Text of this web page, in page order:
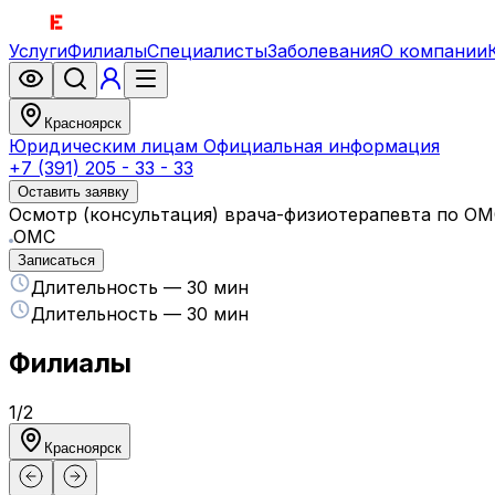
УслугиФилиалыСпециалистыЗаболеванияО компании
Красноярск
Юридическим лицам Официальная информация
+7 (391) 205 - 33 - 33
Оставить заявку
Осмотр (консультация) врача-физиотерапевта по
ОМС
Записаться
Длительность — 30 мин
Длительность — 30 мин
Филиалы
1/2
Красноярск